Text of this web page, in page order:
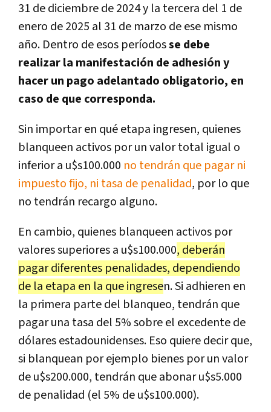
31 de diciembre de 2024 y la tercera del 1 de
enero de 2025 al 31 de marzo de ese mismo
año. Dentro de esos períodosse debe
realizar la manifestación de adhesión y
hacer un pago adelantado obligatorio, en
caso de que corresponda.
Sin importar en qué etapa ingresen, quienes
blanqueen activos por un valor total igual o
inferior a u$s100.000 no tendrán que pagar ni
impuesto fijo, ni tasa de penalidad, por lo que
no tendrán recargo alguno.
En cambio, quienes blanqueen activos por
valores superiores a u$s100.000, deberán
pagar diferentes penalidades, dependiendo
de la etapa en la que ingresen. Si adhieren en
la primera parte del blanqueo, tendrán que
pagar una tasa del 5% sobre el excedente de
dólares estadounidenses. Eso quiere decir que,
si blanquean por ejemplo bienes por un valor
de u$s200.000, tendrán que abonar u$s5.000
de penalidad (el 5% de u$s100.000).